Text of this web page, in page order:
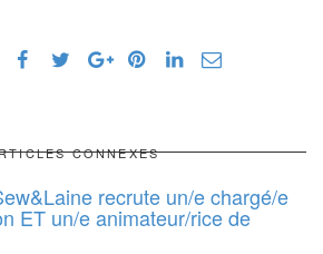
CONNEXES
recrute un/e chargé/e
ET un/e animateur/rice de